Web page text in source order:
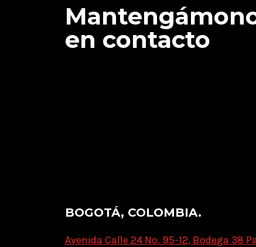
en contacto
BOGOTÁ, COLOMBIA.
Avenida Calle 24 No. 95-12, Bodega 38